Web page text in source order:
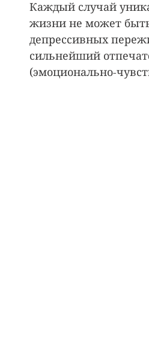
Социум и
Каждый случай
жизни не может
депрессивных
сильнейший
(эмоционально-